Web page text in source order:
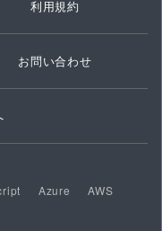
利用規約
お問い合わせ
Azure
AWS